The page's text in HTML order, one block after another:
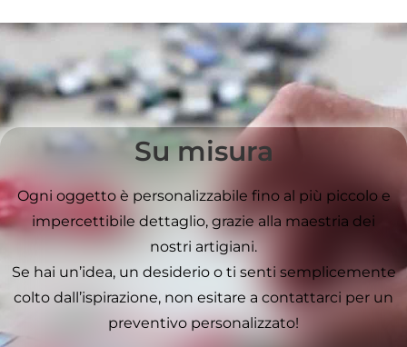
Su misura
Ogni oggetto è personalizzabile fino al più piccolo e
impercettibile dettaglio, grazie alla maestria dei
nostri artigiani.
Se hai un’idea, un desiderio o ti senti semplicemente
colto dall’ispirazione, non esitare a contattarci per un
preventivo personalizzato!